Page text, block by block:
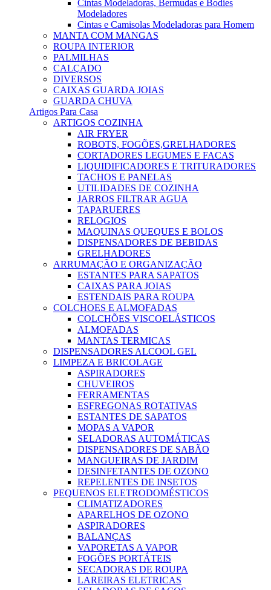
Cintas Modeladoras, Bermudas e Bodies
Modeladores
Cintas e Camisolas Modeladoras para Homem
MANTA COM MANGAS
ROUPA INTERIOR
PALMILHAS
CALÇADO
DIVERSOS
CAIXAS GUARDA JOIAS
GUARDA CHUVA
Artigos Para Casa
ARTIGOS COZINHA
AIR FRYER
ROBOTS, FOGÕES,GRELHADORES
CORTADORES LEGUMES E FACAS
LIQUIDIFICADORES E TRITURADORES
TACHOS E PANELAS
UTILIDADES DE COZINHA
JARROS FILTRAR AGUA
TAPARUERES
RELOGIOS
MAQUINAS QUEQUES E BOLOS
DISPENSADORES DE BEBIDAS
GRELHADORES
ARRUMAÇÃO E ORGANIZAÇÃO
ESTANTES PARA SAPATOS
CAIXAS PARA JOIAS
ESTENDAIS PARA ROUPA
COLCHOES E ALMOFADAS
COLCHÕES VISCOELÁSTICOS
ALMOFADAS
MANTAS TERMICAS
DISPENSADORES ALCOOL GEL
LIMPEZA E BRICOLAGE
ASPIRADORES
CHUVEIROS
FERRAMENTAS
ESFREGONAS ROTATIVAS
ESTANTES DE SAPATOS
MOPAS A VAPOR
SELADORAS AUTOMÁTICAS
DISPENSADORES DE SABÃO
MANGUEIRAS DE JARDIM
DESINFETANTES DE OZONO
REPELENTES DE INSETOS
PEQUENOS ELETRODOMÉSTICOS
CLIMATIZADORES
APARELHOS DE OZONO
ASPIRADORES
BALANÇAS
VAPORETAS A VAPOR
FOGÕES PORTÁTEIS
SECADORAS DE ROUPA
LAREIRAS ELETRICAS